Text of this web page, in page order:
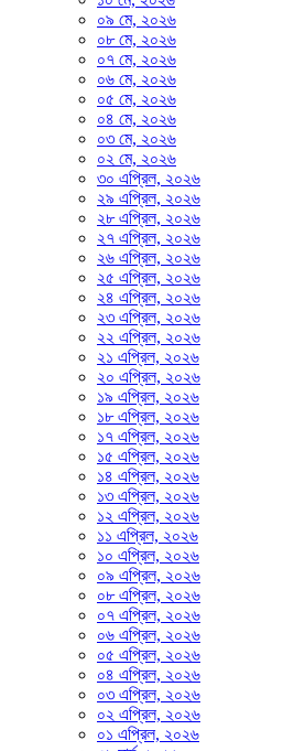
০৯ মে, ২০২৬
০৮ মে, ২০২৬
০৭ মে, ২০২৬
০৬ মে, ২০২৬
০৫ মে, ২০২৬
০৪ মে, ২০২৬
০৩ মে, ২০২৬
০২ মে, ২০২৬
৩০ এপ্রিল, ২০২৬
২৯ এপ্রিল, ২০২৬
২৮ এপ্রিল, ২০২৬
২৭ এপ্রিল, ২০২৬
২৬ এপ্রিল, ২০২৬
২৫ এপ্রিল, ২০২৬
২৪ এপ্রিল, ২০২৬
২৩ এপ্রিল, ২০২৬
২২ এপ্রিল, ২০২৬
২১ এপ্রিল, ২০২৬
২০ এপ্রিল, ২০২৬
১৯ এপ্রিল, ২০২৬
১৮ এপ্রিল, ২০২৬
১৭ এপ্রিল, ২০২৬
১৫ এপ্রিল, ২০২৬
১৪ এপ্রিল, ২০২৬
১৩ এপ্রিল, ২০২৬
১২ এপ্রিল, ২০২৬
১১ এপ্রিল, ২০২৬
১০ এপ্রিল, ২০২৬
০৯ এপ্রিল, ২০২৬
০৮ এপ্রিল, ২০২৬
০৭ এপ্রিল, ২০২৬
০৬ এপ্রিল, ২০২৬
০৫ এপ্রিল, ২০২৬
০৪ এপ্রিল, ২০২৬
০৩ এপ্রিল, ২০২৬
০২ এপ্রিল, ২০২৬
০১ এপ্রিল, ২০২৬